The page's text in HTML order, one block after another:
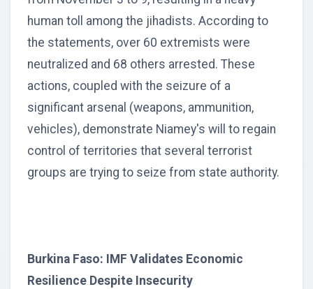
human toll among the jihadists. According to
the statements, over 60 extremists were
neutralized and 68 others arrested. These
actions, coupled with the seizure of a
significant arsenal (weapons, ammunition,
vehicles), demonstrate Niamey's will to regain
control of territories that several terrorist
groups are trying to seize from state authority.
Burkina Faso: IMF Validates Economic
Resilience Despite Insecurity